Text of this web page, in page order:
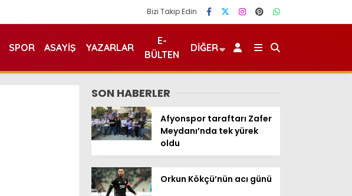
Bizi Takip Edin
SPOR ASAYIŞ YAZARLAR
E-
BÜLTEN
DIĞER
SON HABERLER
Afyonspor taraftarı Zafer
Meydanı’nda tek yürek
oldu
Orkun Kökçü’nün acı günü